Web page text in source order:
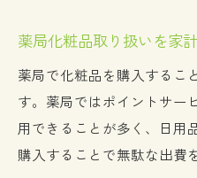
薬局化粧品取り扱いを家
薬局で化粧品を購入するこ
す。薬局ではポイントサー
用できることが多く、日用
購入することで無駄な出費